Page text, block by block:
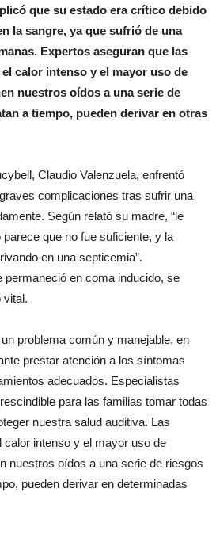
que su estado era crítico debido
la sangre, ya que sufrió de una
Expertos aseguran que las
calor intenso y el mayor uso de
nuestros oídos a una serie de
a tiempo, pueden derivar en otras
Claudio Valenzuela, enfrentó
complicaciones tras sufrir una
Según relató su madre, “le
que no fue suficiente, y la
en una septicemia”.
permaneció en coma inducido, se
vital.
problema común y manejable, en
prestar atención a los síntomas
adecuados. Especialistas
para las familias tomar todas
nuestra salud auditiva. Las
calor intenso y el mayor uso de
nuestros oídos a una serie de riesgos
pueden derivar en determinadas